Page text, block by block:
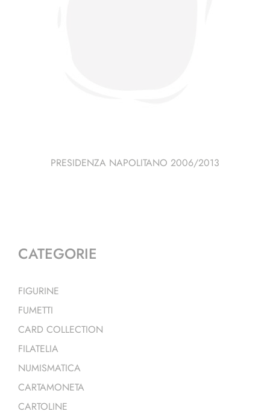
PRESIDENZA NAPOLITANO 2006/2013
CATEGORIE
FIGURINE
FUMETTI
CARD COLLECTION
FILATELIA
NUMISMATICA
CARTAMONETA
CARTOLINE